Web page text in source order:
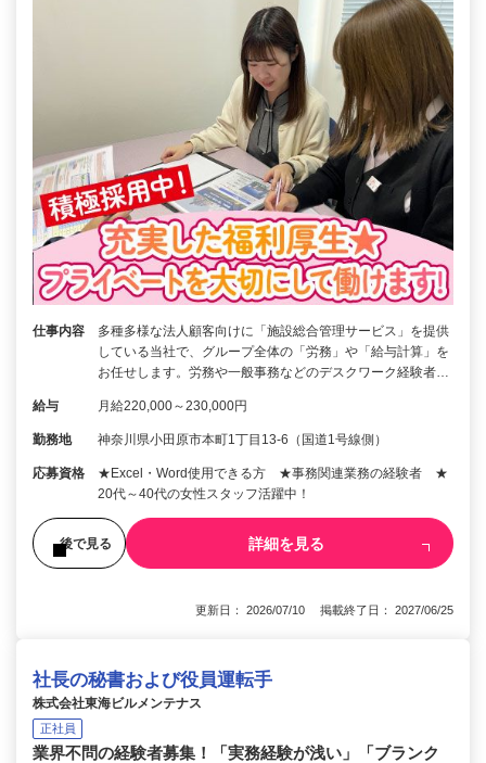
仕事内容
多種多様な法人顧客向けに「施設総合管理サービス」を提供
している当社で、グループ全体の「労務」や「給与計算」を
お任せします。労務や一般事務などのデスクワーク経験者…
給与 月給220,000～230,000円
勤務地 神奈川県小田原市本町1丁目13-6（国道1号線側）
応募資格
★Excel・Word使用できる方 ★事務関連業務の経験者 ★
20代～40代の女性スタッフ活躍中！
後で見る 詳細を見る
更新日： 2026/07/10 掲載終了日： 2027/06/25
社長の秘書および役員運転手
株式会社東海ビルメンテナス
正社員
業界不問の経験者募集！「実務経験が浅い」「ブランク